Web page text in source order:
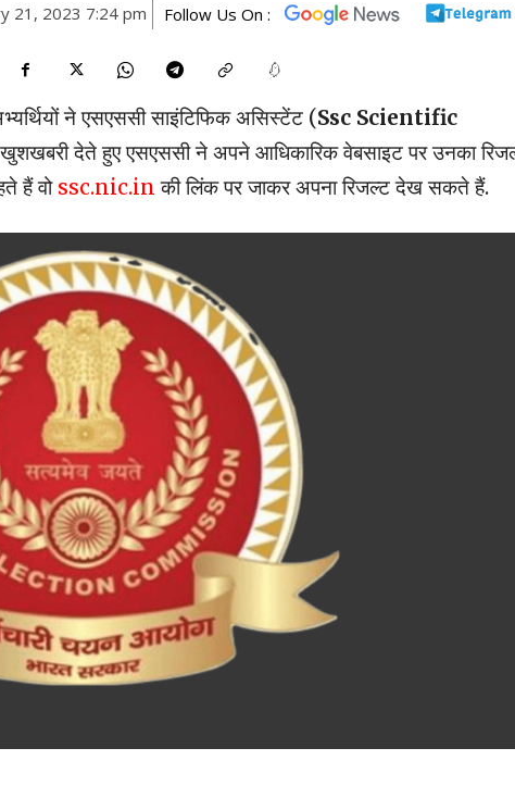
21, 2023 7:24 pm Follow Us On :
ने एसएससी साइंटिफिक असिस्टेंट (Ssc Scientific
खुशखबरी देते हुए एसएससी ने अपने आधिकारिक वेबसाइट पर उनका
हैं वो ssc.nic.in की लिंक पर जाकर अपना रिजल्ट देख सकते हैं.